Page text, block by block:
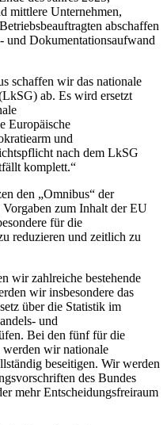
mittlere Unternehmen,
abschaffen
und Dokumentationsaufwand
schaffen wir das nationale
ab. Es wird ersetzt
Europäische
und
nach dem LkSG
komplett.“
den „Omnibus“ der
zum Inhalt der EU
für die
reduzieren und zeitlich zu
wir zahlreiche bestehende
wir insbesondere das
über die Statistik im
und
Bei den fünf für die
wir nationale
beseitigen. Wir werden
des Bundes
mehr Entscheidungsfreiraum